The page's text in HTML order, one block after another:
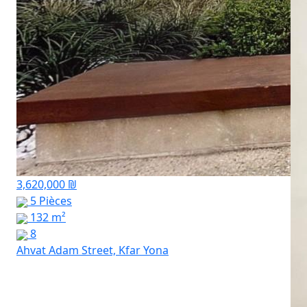
3,620,000 ₪
5 Pièces
132 m²
8
Ahvat Adam Street, Kfar Yona